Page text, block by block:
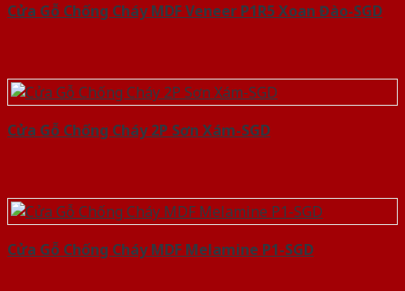
Cửa Gỗ Chống Cháy MDF Veneer P1R5 Xoan Đào-SGD
Cửa Gỗ Chống Cháy 2P Sơn Xám-SGD
Cửa Gỗ Chống Cháy MDF Melamine P1-SGD